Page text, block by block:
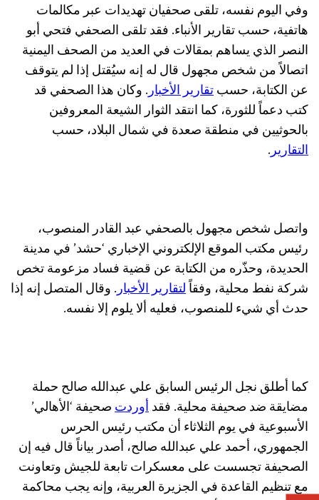
وفي اليوم نفسه، تلقى صحفيان تهديدات عبر مكالمات
هاتفية، حسب تقارير الأنباء. فقد تلقى الصحفي فتحي أبو
النصر الذي يساهم بمقالات في العديد من الصحف اليمنية
اتصالاً من شخص مجهول قال له إنه سيُقتل إذا لم يتوقف
عن الكتابة، حسبتقارير الأخبار. وكان هذا الصحفي قد
كتب دعماً للثورة، كما انتقد الثوار الشيعة المعروفين
بالحوثيين في منطقة صعدة في شمال البلاد، حسب
التقارير.
واتصل شخص مجهول بالصحفي عبد القادر المنصوب،
رئيس مكتب الموقع الإلكتروني الإخباري ‘حشد’ في مدينة
الحديدة، وحذّره من الكتابة عن قضية فساد مزعومة تخص
شركة نفط محلية، وفقاًلتقارير الأخبار. وقال المتصل إنه إذا
حدث أي شيء للمنصوب، فعليه ألا يلوم إلا نفسه.
كما أطلق نجل الرئيس السابق علي عبدالله صالح حملة
مضايقة ضد صحيفة محلية. فقدأوردتصحيفة ‘الأهالي’
الأسبوعية في يوم الثلاثاء أن مكتب رئيس الحرس
الجمهوري، أحمد علي عبدالله صالح، أصدر بياناً قال فيه إن
الصحيفة تجسست على معسكرات تابعة للجيش وتعاونت
مع تنظيم القاعدة في الجزيرة العربية، وإنه يجب محاكمة